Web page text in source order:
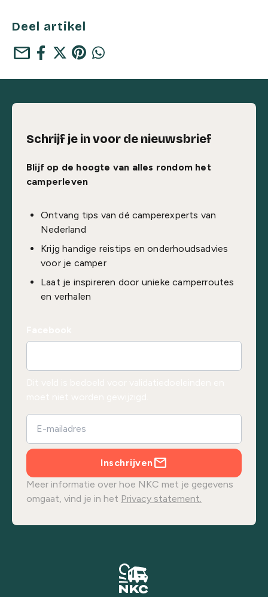
Deel artikel
mail
Schrijf je in voor de nieuwsbrief
Blijf op de hoogte van alles rondom het
camperleven
Ontvang tips van dé camperexperts van
Nederland
Krijg handige reistips en onderhoudsadvies
voor je camper
Laat je inspireren door unieke camperroutes
en verhalen
Inschrijven
Meer informatie over hoe NKC met je gegevens
omgaat, vind je in het Privacy statement.